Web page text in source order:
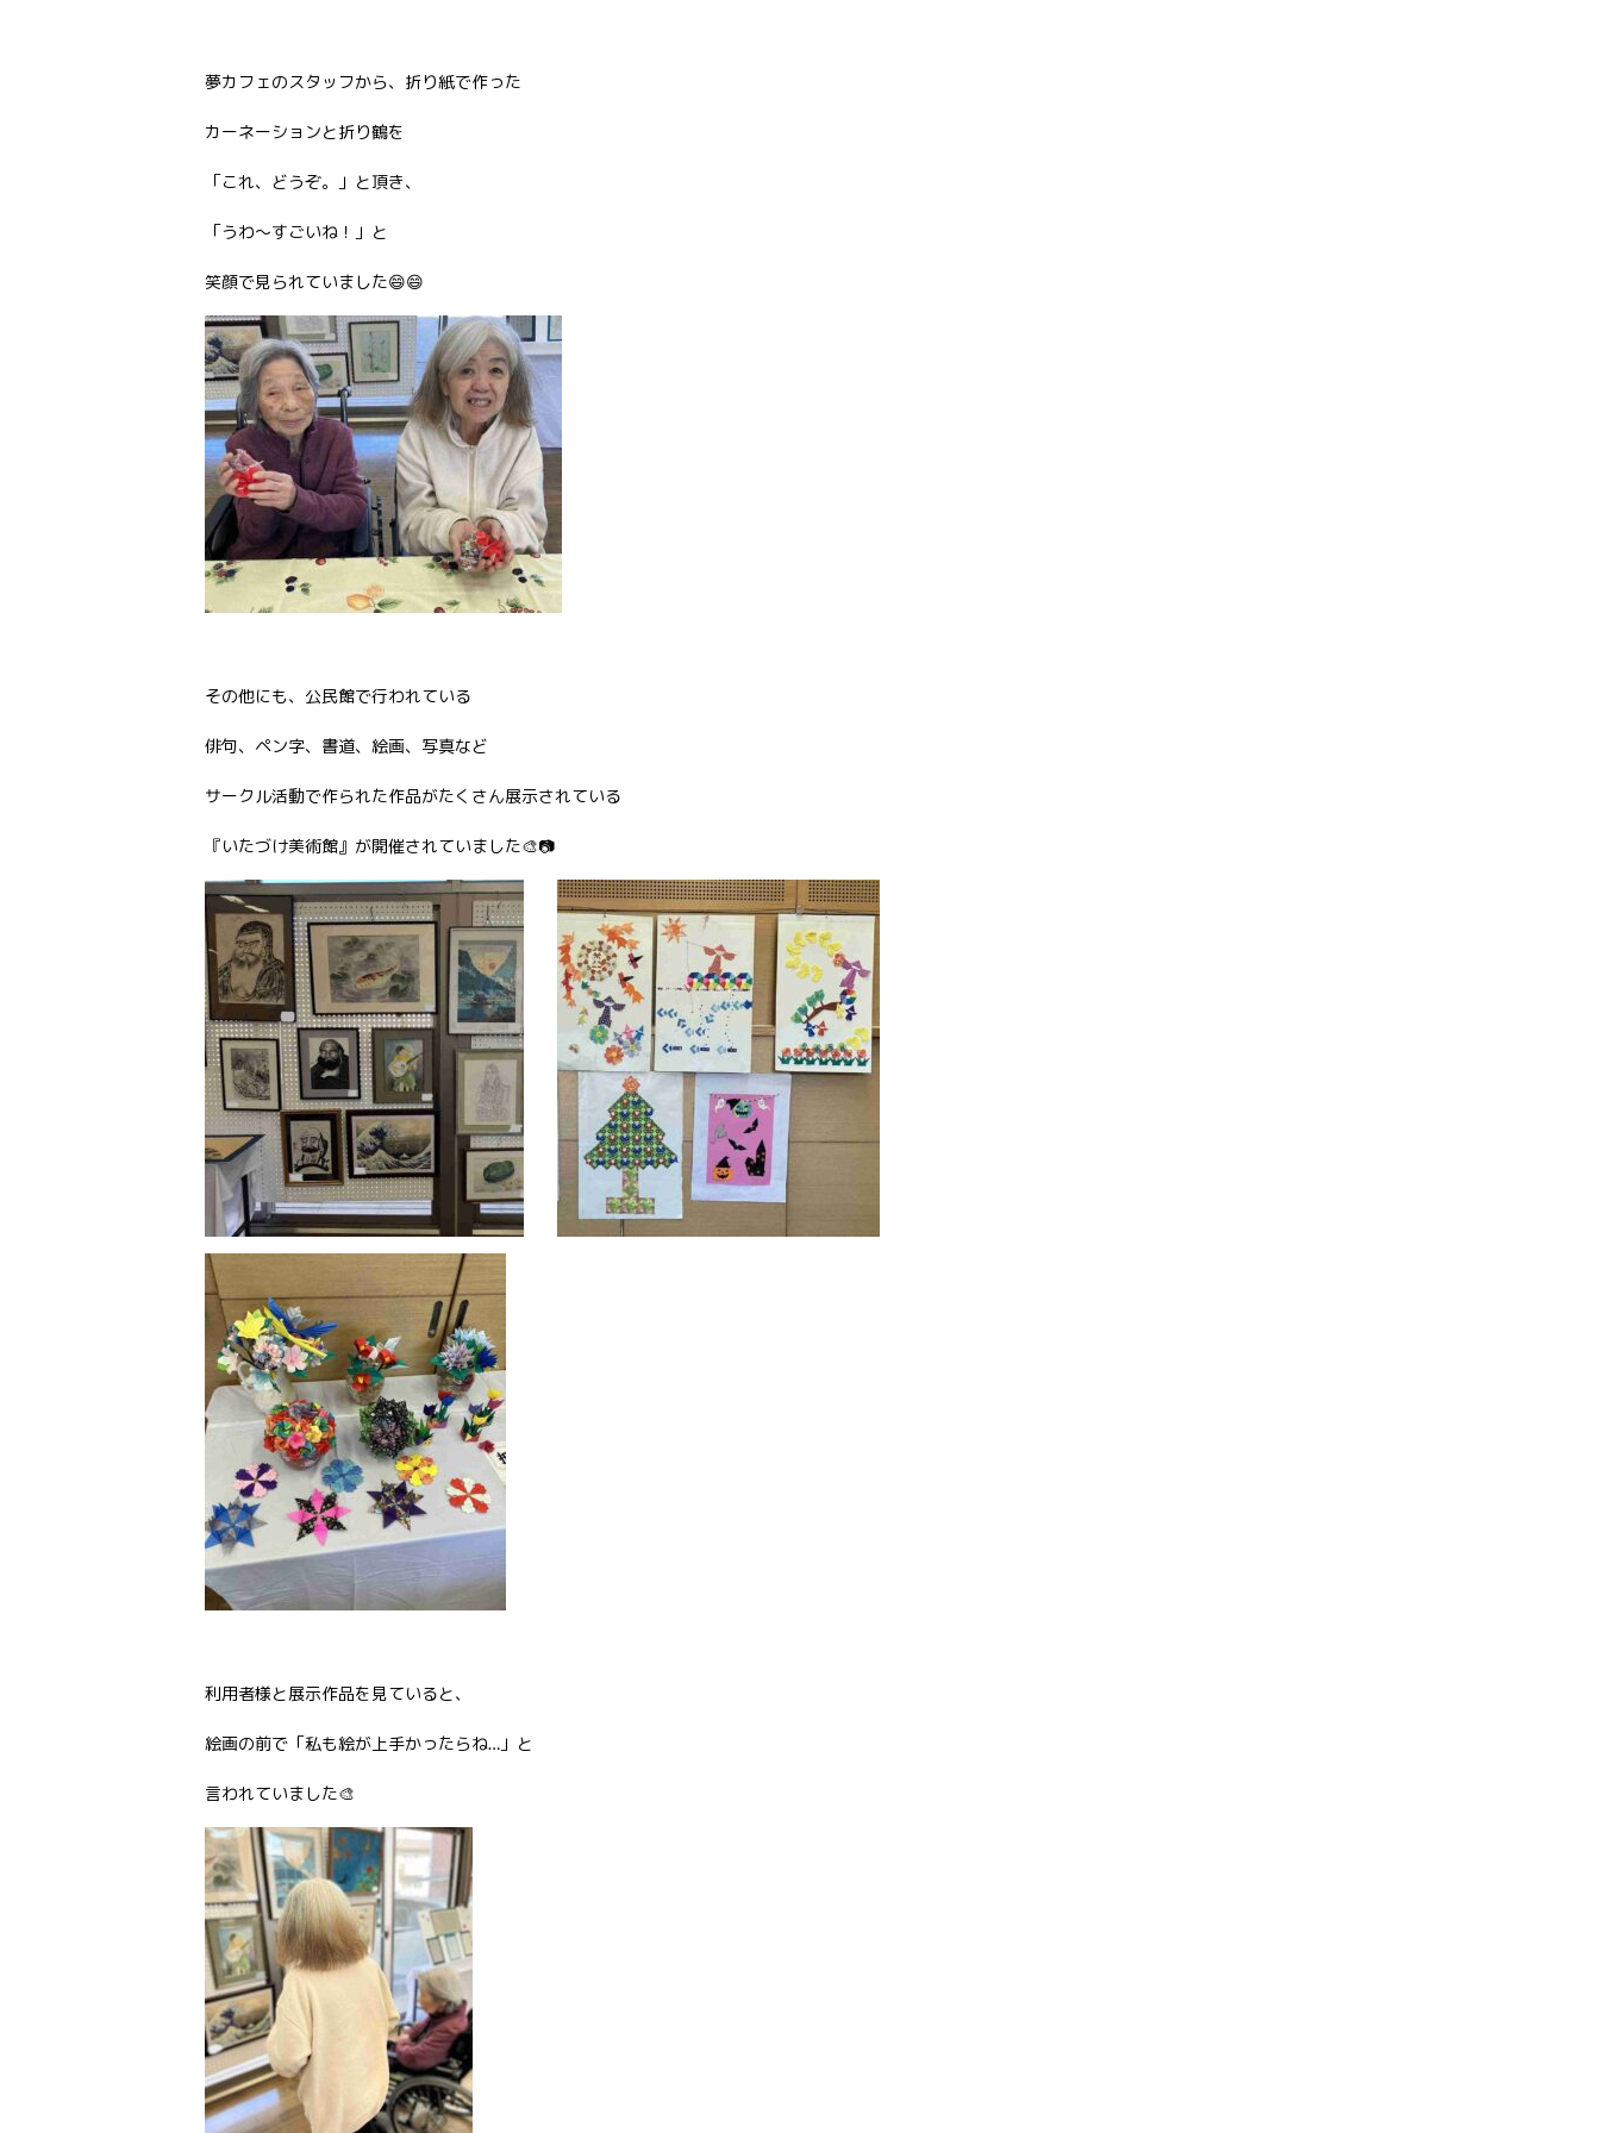
夢カフェのスタッフから、折り紙で作った
カーネーションと折り鶴を
「これ、どうぞ。」と頂き、
「うわ～すごいね！」と
笑顔で見られていました😄😄
その他にも、公民館で行われている
俳句、ペン字、書道、絵画、写真など
サークル活動で作られた作品がたくさん展示されている
『いたづけ美術館』が開催されていました🎨📷
利用者様と展示作品を見ていると、
絵画の前で「私も絵が上手かったらね…」と
言われていました🎨